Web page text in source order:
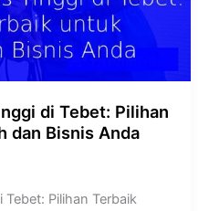
di Tebet: Pilihan
dan Bisnis Anda
Pilihan Terbaik